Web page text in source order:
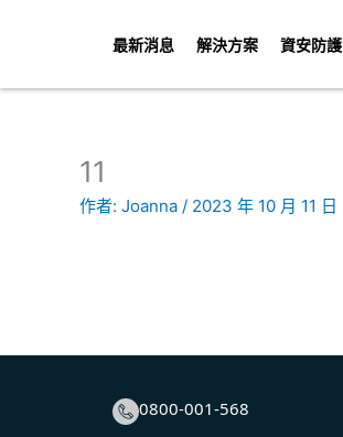
要
最新消息 解決方案 資安防護
11
作者: Joanna / 2023 年 10 月 11 日
0800-001-568